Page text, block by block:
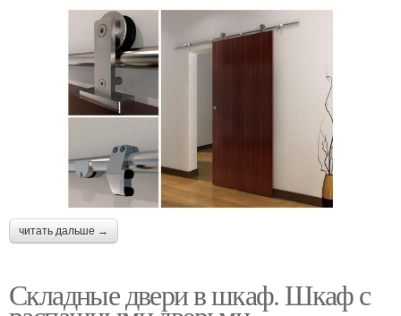
читать дальше →
Складные двери в шкаф. Шкаф с